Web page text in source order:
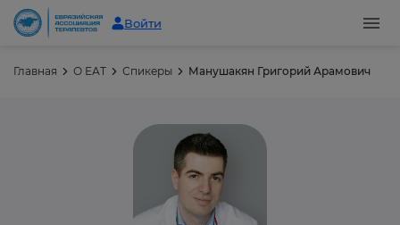
Войти
Главная О ЕАТ Спикеры Манушакян Григорий Арамович